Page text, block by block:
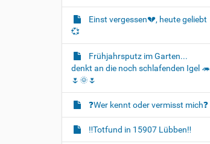
Einst vergessen💔, heute geliebt
💞
Frühjahrsputz im Garten...
denkt an die noch schlafenden Igel 🦔
🌷🌞🌷
❓️Wer kennt oder vermisst mich❓️
‼️Totfund in 15907 Lübben‼️